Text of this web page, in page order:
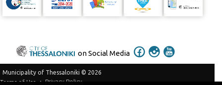
on Social Media
Municipality of Thessaloniki © 2026
Terms of Use
Privacy Policy